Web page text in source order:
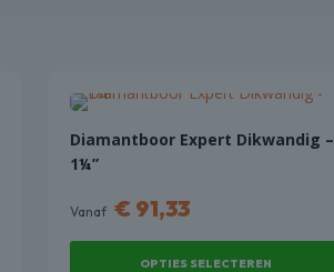
Diamantboor Expert Dikwandig –
1¼”
Vanaf € 91,33
OPTIES SELECTEREN